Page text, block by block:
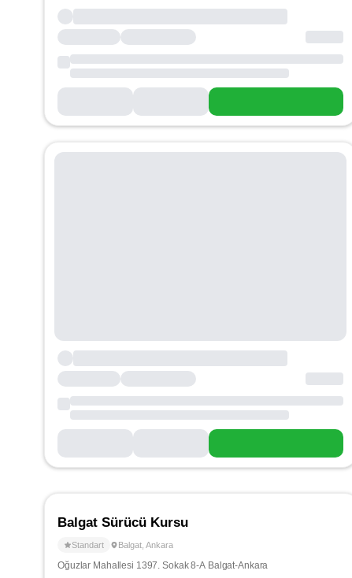
Balgat Sürücü Kursu
Standart Balgat Ankara
Oğuzlar Mahallesi 1397. Sokak 8-A Balgat-Ankara